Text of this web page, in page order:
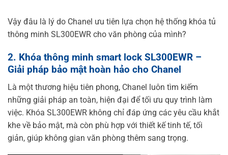
Vậy đâu là lý do Chanel ưu tiên lựa chọn hệ thống khóa tủ
thông minh SL300EWR cho văn phòng của mình?
2. Khóa thông minh smart lock SL300EWR –
Giải pháp bảo mật hoàn hảo cho Chanel
Là một thương hiệu tiên phong, Chanel luôn tìm kiếm
những giải pháp an toàn, hiện đại để tối ưu quy trình làm
việc. Khóa SL300EWR không chỉ đáp ứng các yêu cầu khắt
khe về bảo mật, mà còn phù hợp với thiết kế tinh tế, tối
giản, giúp không gian văn phòng thêm sang trọng.